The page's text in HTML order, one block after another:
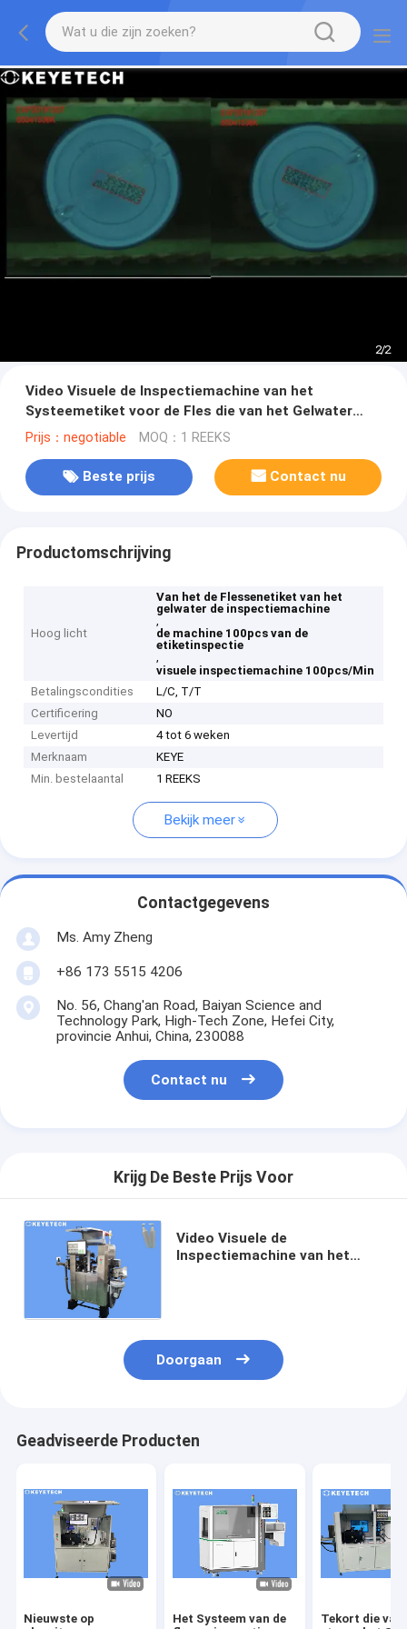
2/2
Video Visuele de Inspectiemachine van het
Systeemetiket voor de Fles die van het Gelwater
100pcs/Min verpakken
Prijs：negotiable MOQ：1 REEKS
Beste prijs Contact nu
Productomschrijving
Hoog licht
Van het de Flessenetiket van het
gelwater de inspectiemachine
,
de machine 100pcs van de
etiketinspectie
,
visuele inspectiemachine 100pcs/Min
Betalingscondities
L/C, T/T
Certificering
NO
Levertijd
4 tot 6 weken
Merknaam
KEYE
Min. bestelaantal
1 REEKS
Bekijk meer
Contactgegevens
Ms. Amy Zheng
+86 173 5515 4206
No. 56, Chang'an Road, Baiyan Science and
Technology Park, High-Tech Zone, Hefei City,
provincie Anhui, China, 230088
Contact nu
Krijg De Beste Prijs Voor
Video Visuele de
Inspectiemachine van het
Doorgaan
Geadviseerde Producten
Nieuwste op
Het Systeem van de
Tekort die van